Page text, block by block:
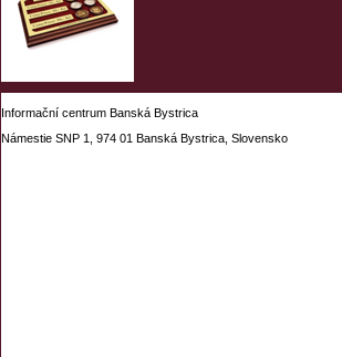
Informační centrum Banská Bystrica
Námestie SNP 1, 974 01 Banská Bystrica, Slovensko